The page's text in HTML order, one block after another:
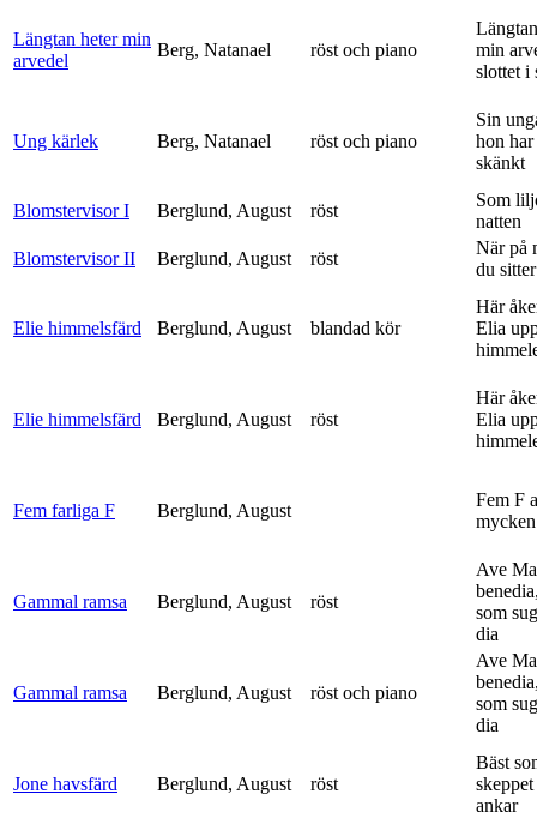
Längtan heter min
arvedel
Berg, Natanael röst och piano
min
slottet i
Ung kärlek Berg, Natanael röst och piano
Sin
hon
skänkt
Blomstervisor I Berglund, August röst
Som
natten
Blomstervisor II
Berglund, August röst
När på
du sitter
Elie himmelsfärd Berglund, August blandad kör
Här
Elia
Elie himmelsfärd Berglund, August röst
Här
Elia
Fem farliga F Berglund, August
Fem F
Gammal ramsa Berglund, August röst
Ave
som
dia
Gammal ramsa Berglund, August röst och piano
Ave
som
dia
Jone havsfärd Berglund, August röst
Bäst
ankar